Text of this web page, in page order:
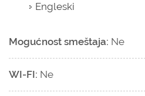
Engleski
Mogućnost smeštaja: Ne
WI-FI: Ne